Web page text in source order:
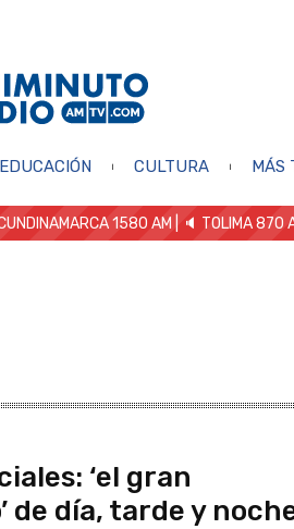
EDUCACIÓN CULTURA MÁS
1580 AM | 🔈 TOLIMA 870
‘el gran
de día, tarde y